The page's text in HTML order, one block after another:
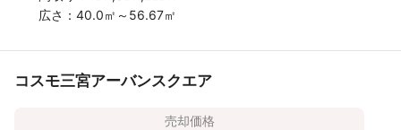
広さ： 40.0㎡～56.67㎡
コスモ三宮アーバンスクエア
売却価格